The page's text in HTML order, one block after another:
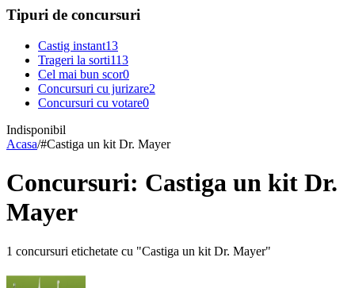
Tipuri de concursuri
Castig instant13
Trageri la sorti113
Cel mai bun scor0
Concursuri cu jurizare2
Concursuri cu votare0
Indisponibil
Acasa/#Castiga un kit Dr. Mayer
Concursuri: Castiga un kit Dr.
Mayer
1 concursuri etichetate cu "Castiga un kit Dr. Mayer"